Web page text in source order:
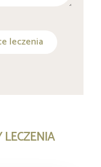
leczenia